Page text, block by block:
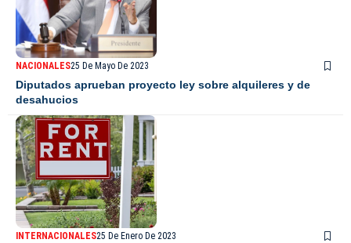
NACIONALES25 De Mayo De 2023
Diputados aprueban proyecto ley sobre alquileres y de
desahucios
INTERNACIONALES25 De Enero De 2023